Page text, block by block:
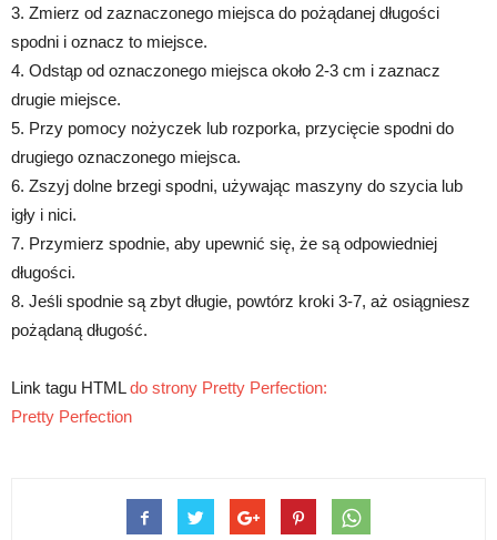
3. Zmierz od zaznaczonego miejsca do pożądanej długości
spodni i oznacz to miejsce.
4. Odstąp od oznaczonego miejsca około 2-3 cm i zaznacz
drugie miejsce.
5. Przy pomocy nożyczek lub rozporka, przycięcie spodni do
drugiego oznaczonego miejsca.
6. Zszyj dolne brzegi spodni, używając maszyny do szycia lub
igły i nici.
7. Przymierz spodnie, aby upewnić się, że są odpowiedniej
długości.
8. Jeśli spodnie są zbyt długie, powtórz kroki 3-7, aż osiągniesz
pożądaną długość.
Link tagu HTMLdo strony Pretty Perfection:
Pretty Perfection